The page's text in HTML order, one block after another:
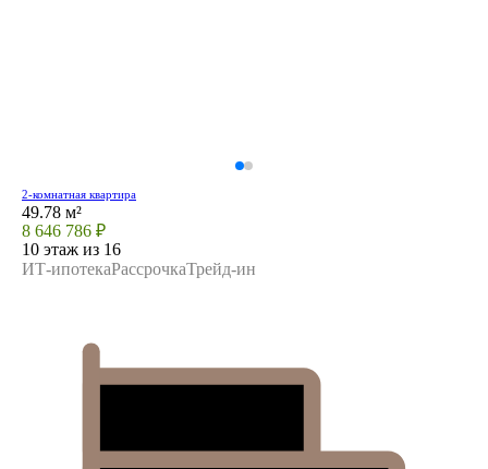
2-комнатная квартира
49.78 м²
8 646 786 ₽
10 этаж из 16
ИТ-ипотекаРассрочкаТрейд-ин